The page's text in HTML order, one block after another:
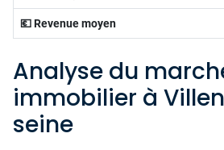
💶 Revenue moyen
Analyse du
immobilier à
seine